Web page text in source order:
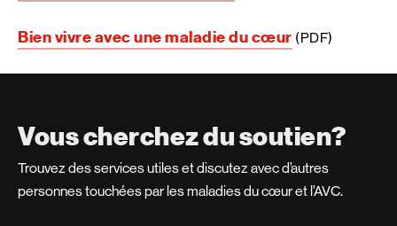
Bien vivre avec une maladie du cœur (PDF)
Vous cherchez du soutien?
Trouvez des services utiles et discutez avec d’autres
personnes touchées par les maladies du cœur et l’AVC.